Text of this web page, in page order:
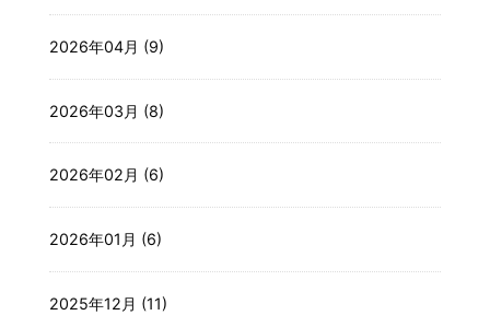
2026年04月 (9)
2026年03月 (8)
2026年02月 (6)
2026年01月 (6)
2025年12月 (11)